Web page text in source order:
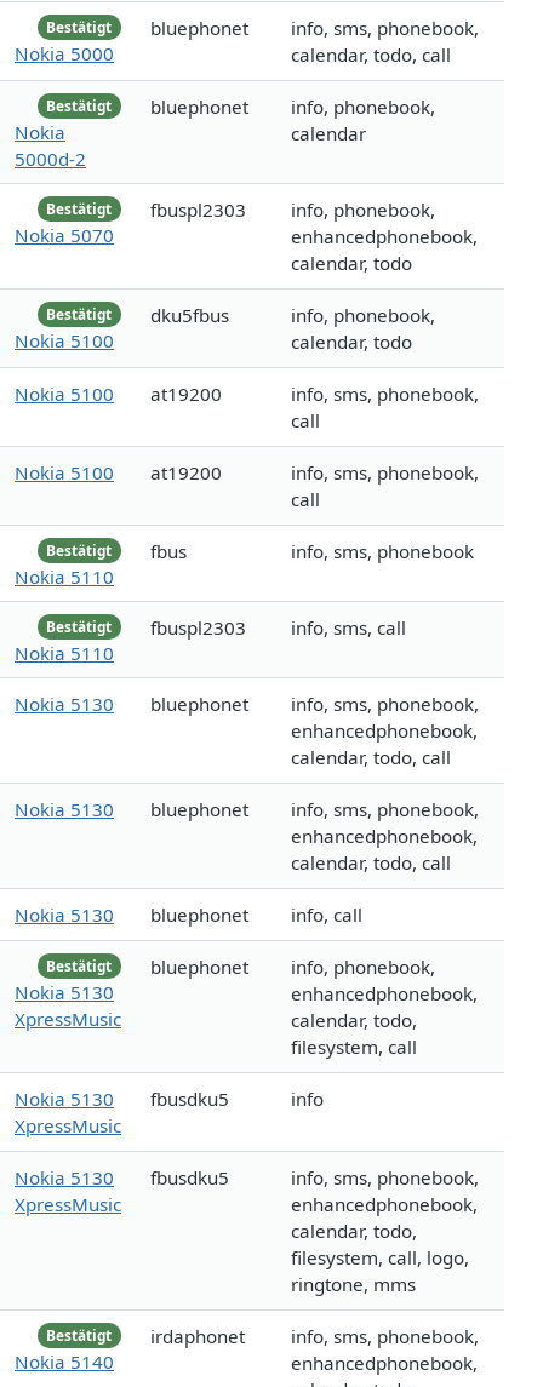
Bestätigt
Nokia 5000
bluephonet
info, sms, phonebook,
calendar, todo, call
Bestätigt
Nokia
5000d-2
bluephonet
info, phonebook,
calendar
Bestätigt
Nokia 5070
fbuspl2303
info, phonebook,
enhancedphonebook,
calendar, todo
Bestätigt
Nokia 5100
dku5fbus
info, phonebook,
calendar, todo
Nokia 5100 at19200
info, sms, phonebook,
call
Nokia 5100 at19200
info, sms, phonebook,
call
Bestätigt
Nokia 5110
fbus info, sms, phonebook
Bestätigt
Nokia 5110
fbuspl2303 info, sms, call
Nokia 5130 bluephonet
info, sms, phonebook,
enhancedphonebook,
calendar, todo, call
Nokia 5130 bluephonet
info, sms, phonebook,
enhancedphonebook,
calendar, todo, call
Nokia 5130 bluephonet info, call
Bestätigt
Nokia 5130
XpressMusic
bluephonet
info, phonebook,
enhancedphonebook,
calendar, todo,
filesystem, call
Nokia 5130
XpressMusic
fbusdku5 info
Nokia 5130
XpressMusic
fbusdku5
info, sms, phonebook,
enhancedphonebook,
calendar, todo,
filesystem, call, logo,
ringtone, mms
Bestätigt
Nokia 5140
irdaphonet
info, sms, phonebook,
enhancedphonebook,